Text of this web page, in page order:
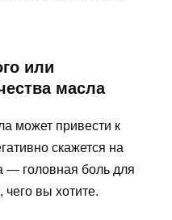
или
масла
может привести к
скажется на
— головная боль для
вы хотите.